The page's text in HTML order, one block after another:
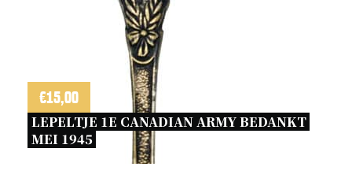
€15,00
LEPELTJE 1E CANADIAN ARMY BEDANKT
MEI 1945